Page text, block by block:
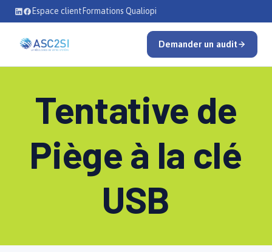
Se rendre au contenu
Espace client Formations Qualiopi
Demander un audit
Tentative de
Piège à la clé
USB